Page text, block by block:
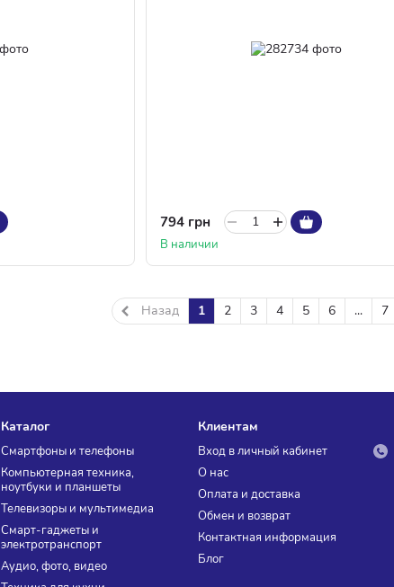
794 грн
В наличии
Назад 1 2 3 4 5 6 ... 7
Каталог
Смартфоны и телефоны
Компьютерная техника,
ноутбуки и планшеты
Телевизоры и мультимедиа
Смарт-гаджеты и
электротранспорт
Аудио, фото, видео
Клиентам
Вход в личный кабинет
О нас
Оплата и доставка
Обмен и возврат
Контактная информация
Блог